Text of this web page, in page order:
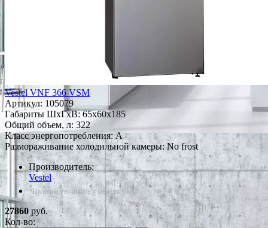
Vestel VNF 366 VSM
Артикул: 105079
Габариты ШxГxВ: 65x60x185
Общий объем, л: 322
Класс энергопотребления: A
Размораживание холодильной камеры: No frost
Производитель:
Vestel
*Наличие уточняйте у менеджера
27860руб.
Кол-во: